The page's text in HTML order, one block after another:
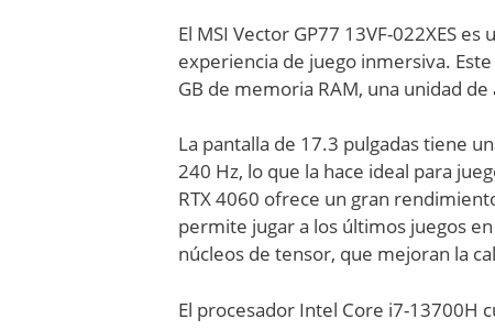
El MSI Vector GP77 13VF-022XES
experiencia de juego inmersiva.
GB de memoria RAM, una unidad
La pantalla de 17.3 pulgadas tiene
240 Hz, lo que la hace ideal para
RTX 4060 ofrece un gran
permite jugar a los últimos juegos
núcleos de tensor, que mejoran la
El procesador Intel Core i7-13700H